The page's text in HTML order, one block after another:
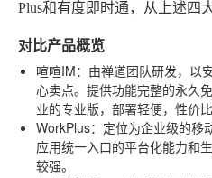
Plus和有度即时通，从上述四
对比产品概览
喧喧IM：由禅道团队研发，以
心卖点。提供功能完整的永久
业的专业版，部署轻便，性价比
WorkPlus：定位为企业级的移
应用统一入口的平台化能力和
较强。